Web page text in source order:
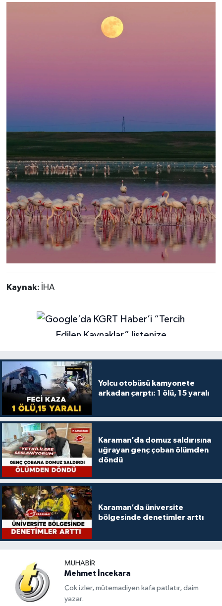
Kaynak: İHA
Yolcu otobüsü kamyonete
arkadan çarptı: 1 ölü, 15 yaralı
Karaman’da domuz saldırısına
uğrayan genç çoban ölümden
döndü
Karaman’da üniversite
bölgesinde denetimler arttı
MUHABIR
Mehmet İncekara
Çok izler, mütemadiyen kafa patlatır, daim
yazar.